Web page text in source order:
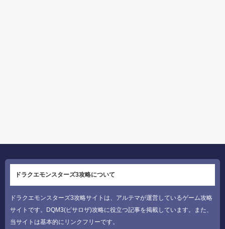
ドラクエモンスターズ3攻略について
ドラクエモンスターズ3攻略サイトは、アルテマが運営しているゲーム攻略
サイトです。DQM3(ピサロザ)攻略に役立つ記事を掲載しています。また、
当サイトは基本的にリンクフリーです。